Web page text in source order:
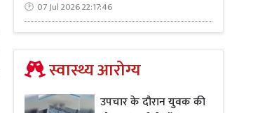
07 Jul 2026 22:17:46
स्वास्थ्य आरोग्य
उपचार के दौरान युवक की